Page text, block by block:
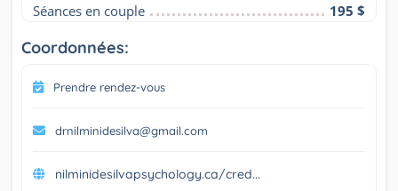
Séances en couple
195 $
Coordonnées:
Prendre rendez-vous
drnilminidesilva@gmail.com
nilminidesilvapsychology.ca/cred...